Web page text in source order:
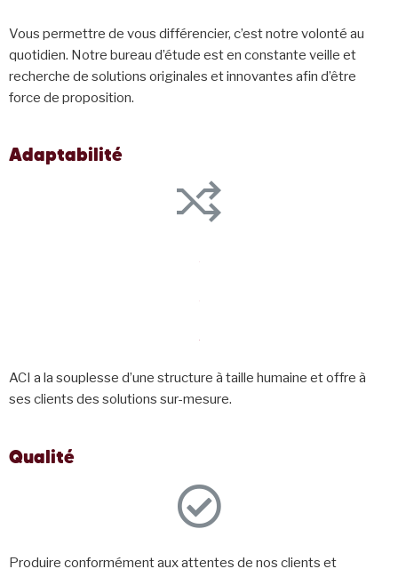
Vous permettre de vous différencier, c’est notre volonté au
quotidien. Notre bureau d’étude est en constante veille et
recherche de solutions originales et innovantes afin d’être
force de proposition.
Adaptabilité
ACI a la souplesse d’une structure à taille humaine et offre à
ses clients des solutions sur-mesure.
Qualité
Produire conformément aux attentes de nos clients et